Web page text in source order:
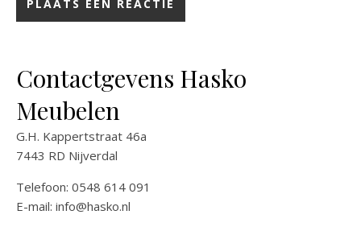
Contactgevens Hasko
Meubelen
G.H. Kappertstraat 46a
7443 RD Nijverdal
Telefoon: 0548 614 091
E-mail: info@hasko.nl